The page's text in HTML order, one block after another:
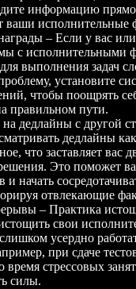
информацию прямо
ваши исполнительные
– Если у вас
с исполнительными
выполнения задач
установите
чтобы поощрять
правильном пути.
дедлайны с другой
дедлайны
что заставляет вас
Это поможет
и начать
отвлекающие
– Практика
свои
усердно
при сдаче
время стрессовых
силы.